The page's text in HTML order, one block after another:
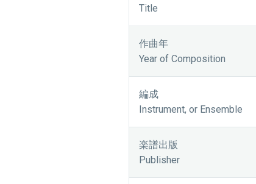
Title
作曲年
Year of Composition
編成
Instrument, or Ensemble
楽譜出版
Publisher